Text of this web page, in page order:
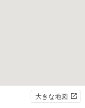
大きな地図